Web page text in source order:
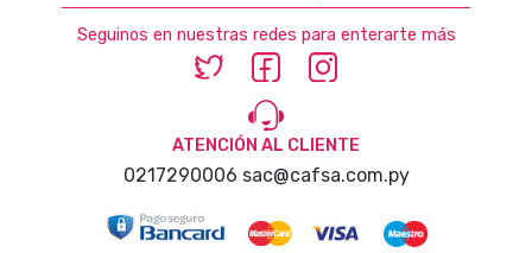
Seguinos en nuestras redes para enterarte más
ATENCIÓN AL CLIENTE
0217290006 sac@cafsa.com.py